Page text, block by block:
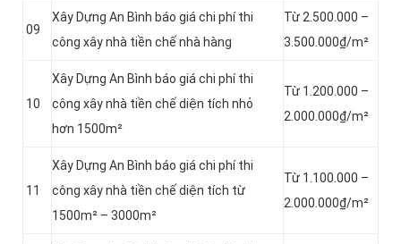
09
Xây Dựng An Bình báo giá chi phí thi
công xây nhà tiền chế nhà hàng
Từ 2.500.000 –
3.500.000₫/m²
10
Xây Dựng An Bình báo giá chi phí thi
công xây nhà tiền chế diện tích nhỏ
hơn 1500m²
Từ 1.200.000 –
2.000.000₫/m²
11
Xây Dựng An Bình báo giá chi phí thi
công xây nhà tiền chế diện tích từ
1500m² – 3000m²
Từ 1.100.000 –
2.000.000₫/m²